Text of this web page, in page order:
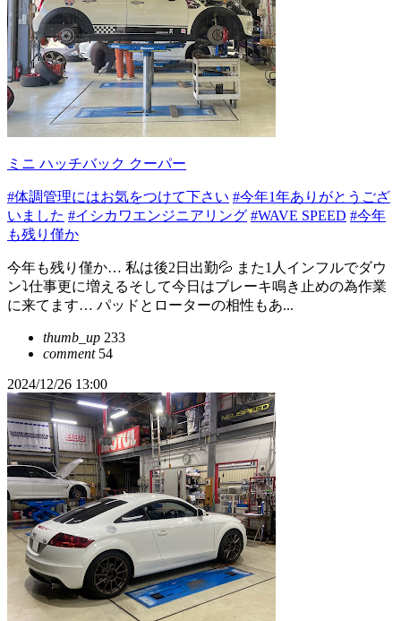
ミニ ハッチバック クーパー
#体調管理にはお気をつけて下さい #今年1年ありがとうござ
いました #イシカワエンジニアリング #WAVE SPEED #今年
も残り僅か
今年も残り僅か… 私は後2日出勤💦 また1人インフルでダウ
ン⤵️仕事更に増えるそして今日はブレーキ鳴き止めの為作業
に来てます… パッドとローターの相性もあ...
thumb_up 233
comment54
2024/12/26 13:00